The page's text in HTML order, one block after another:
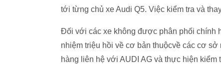
tới từng chủ xe Audi Q5. Việc kiểm tra và
Đối với các xe không được phân phối chính
nhiệm triệu hồi về cơ bản thuộcvề các cơ
hàng liên hệ với AUDI AG và thực hiện